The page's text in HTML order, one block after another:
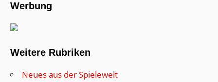
Werbung
Weitere Rubriken
Neues aus der Spielewelt